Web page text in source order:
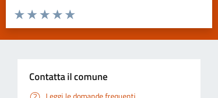
Valuta da 1 a 5 stelle la pagina
Valuta 5 stelle su 5
Valuta 4 stelle su 5
Valuta 3 stelle su 5
Valuta 2 stelle su 5
Valuta 1 stelle su 5
Contatta il comune